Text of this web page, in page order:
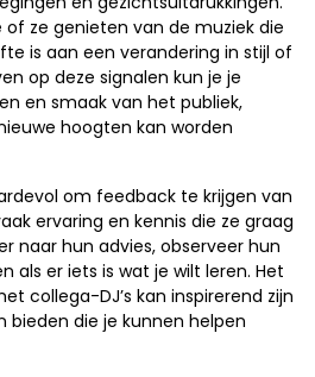
ze genieten van de muziek die
is aan een verandering in stijl of
op deze signalen kun je je
en smaak van het publiek,
hoogten kan worden
om feedback te krijgen van
ervaring en kennis die ze graag
naar hun advies, observeer hun
als er iets is wat je wilt leren. Het
collega-DJ’s kan inspirerend zijn
bieden die je kunnen helpen